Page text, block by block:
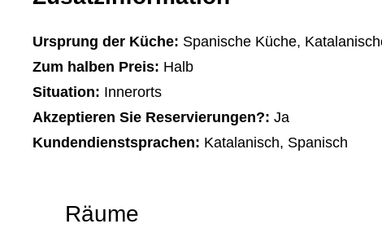
Ursprung der Küche: Spanische Küche,
Zum halben Preis: Halb
Situation: Innerorts
Akzeptieren Sie Reservierungen?: Ja
Kundendienstsprachen: Katalanisch, Spanisch
Räume